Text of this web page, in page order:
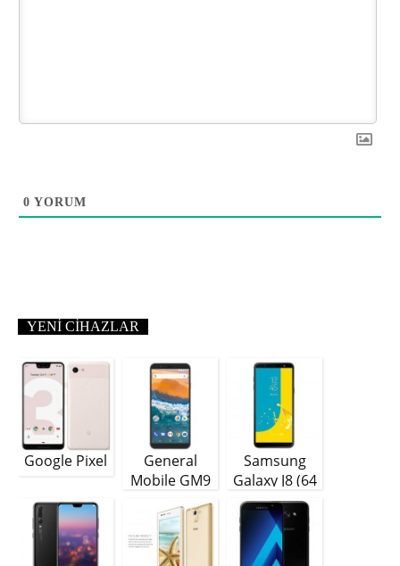
0 YORUM
YENI CIHAZLAR
Google Pixel
General
Mobile GM9
Samsung
Galaxy J8 (64
GB)